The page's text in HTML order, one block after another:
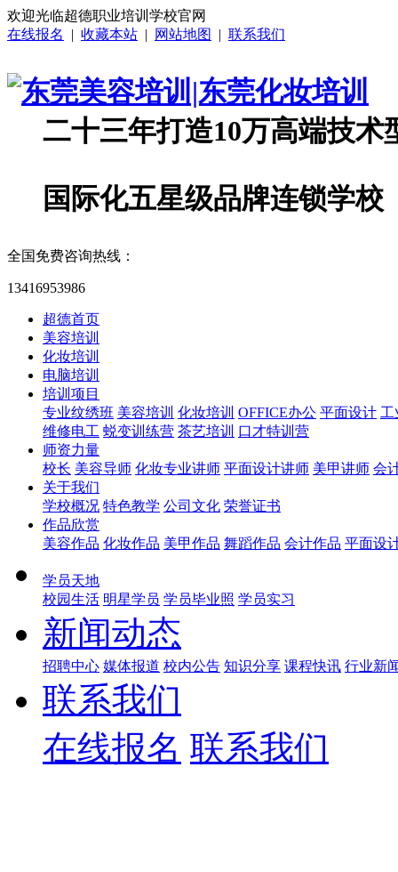
欢迎光临超德职业培训学校官网
在线报名
| 收藏本站 | 网站地图 | 联系我们
二十三年打造10万高端技术
国际化五星级品牌连锁学校
全国免费咨询热线：
13416953986
超德首页
美容培训
化妆培训
电脑培训
培训项目
专业纹绣班 美容培训 化妆培训 OFFICE办公 平面设计 工
维修电工 蜕变训练营 茶艺培训 口才特训营
师资力量
校长 美容导师 化妆专业讲师 平面设计讲师 美甲讲师 会
关于我们
学校概况 特色教学 公司文化 荣誉证书
作品欣赏
美容作品 化妆作品 美甲作品 舞蹈作品 会计作品 平面设
学员天地
校园生活 明星学员 学员毕业照 学员实习
新闻动态
招聘中心 媒体报道 校内公告 知识分享 课程快讯 行业新
联系我们
在线报名 联系我们